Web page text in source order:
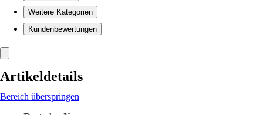
Weitere Kategorien
Kundenbewertungen
Artikeldetails
Bereich überspringen